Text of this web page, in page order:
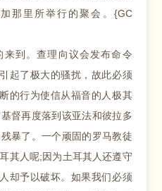
那里所举行的聚会。{GC
到。查理向议会发布命令
起了极大的骚扰，故此必须
的行为使信从福音的人极其
督再度落到该亚法和彼拉多
暴了。一个顽固的罗马教徒
其人呢;因为土耳其人还遵守
却予以破坏。如果我们必须